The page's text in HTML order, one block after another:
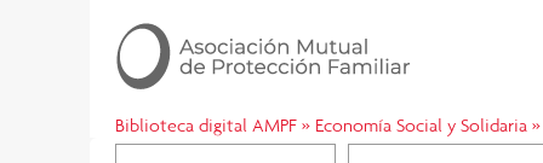
Biblioteca digital AMPF» Economía Social y Solidaria »